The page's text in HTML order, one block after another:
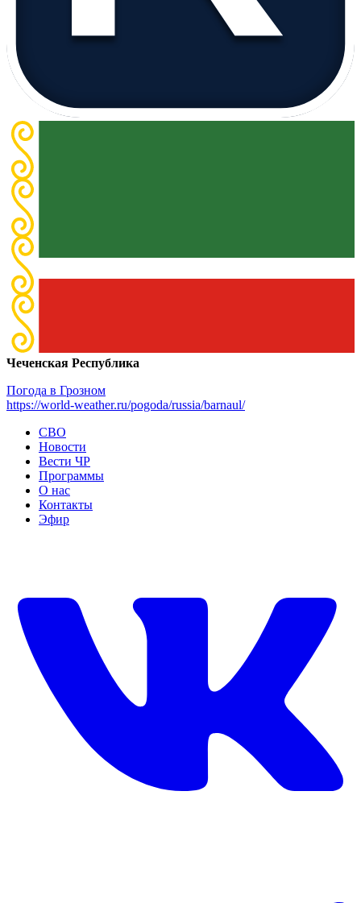
Чеченская Республика
Погода в Грозном
https://world-weather.ru/pogoda/russia/barnaul/
СВО
Новости
Вести ЧР
Программы
О нас
Контакты
Эфир